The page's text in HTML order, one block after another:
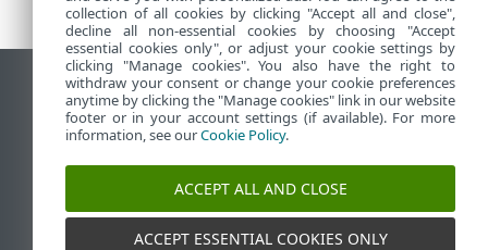
Afficher le site pour ordinateur de bureau
End of Life
Base de connaissances ESET
Forum ESET
ESET Status Portal
Assistance régionale
collection of all cookies by clicking "Accept all and close",
decline all non-essential cookies by choosing "Accept
essential cookies only", or adjust your cookie settings by
clicking "Manage cookies". You also have the right to
withdraw your consent or change your cookie preferences
anytime by clicking the "Manage cookies" link in our website
footer or in your account settings (if available). For more
information, see ourCookie Policy.
ACCEPT ALL AND CLOSE
ACCEPT ESSENTIAL COOKIES ONLY